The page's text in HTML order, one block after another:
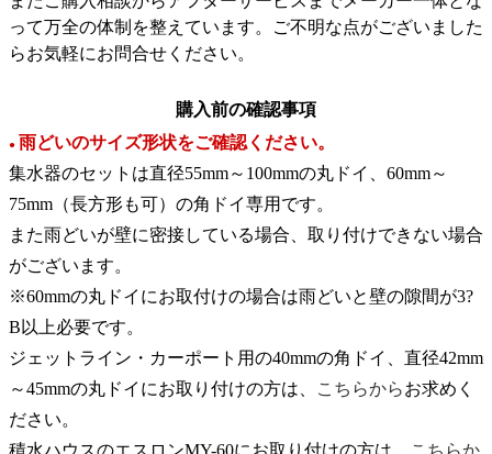
って万全の体制を整えています。ご不明な点がございました
らお気軽にお問合せください。
購入前の確認事項
● 雨どいのサイズ形状をご確認ください。
集水器のセットは直径55mm～100mmの丸ドイ、60mm～
75mm（長方形も可）の角ドイ専用です。
また雨どいが壁に密接している場合、取り付けできない場合
がございます。
※60mmの丸ドイにお取付けの場合は雨どいと壁の隙間が3?
B以上必要です。
ジェットライン・カーポート用の40mmの角ドイ、直径42mm
～45mmの丸ドイにお取り付けの方は、
こちらからお求めく
ださい。
積水ハウスのエスロンMY-60にお取り付けの方は、
こちらか